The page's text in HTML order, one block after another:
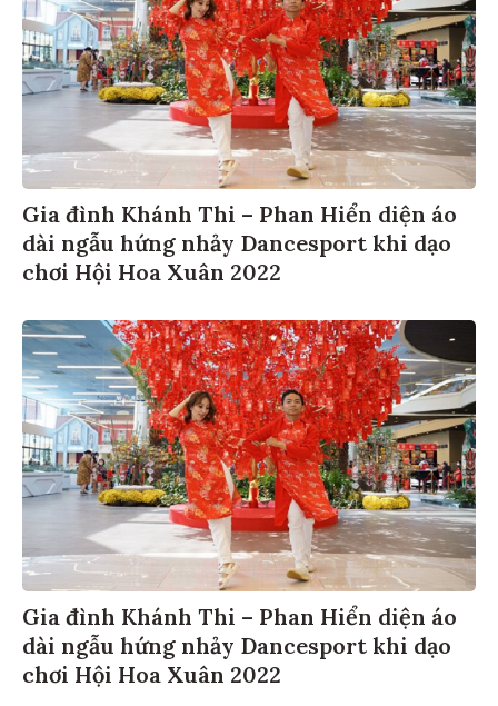
Gia đình Khánh Thi – Phan Hiển diện áo
dài ngẫu hứng nhảy Dancesport khi dạo
chơi Hội Hoa Xuân 2022
Gia đình Khánh Thi – Phan Hiển diện áo
dài ngẫu hứng nhảy Dancesport khi dạo
chơi Hội Hoa Xuân 2022